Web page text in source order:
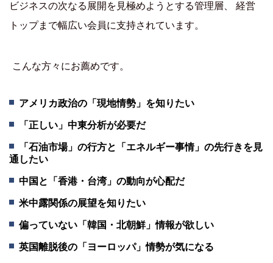
ビジネスの次なる展開を見極めようとする管理層、 経営
トップまで幅広い会員に支持されています。
こんな方々にお薦めです。
アメリカ政治の「現地情勢」を知りたい
「正しい」中東分析が必要だ
「石油市場」の行方と「エネルギー事情」の先行きを見
通したい
中国と「香港・台湾」の動向が心配だ
米中露関係の展望を知りたい
偏っていない「韓国・北朝鮮」情報が欲しい
英国離脱後の「ヨーロッパ」情勢が気になる